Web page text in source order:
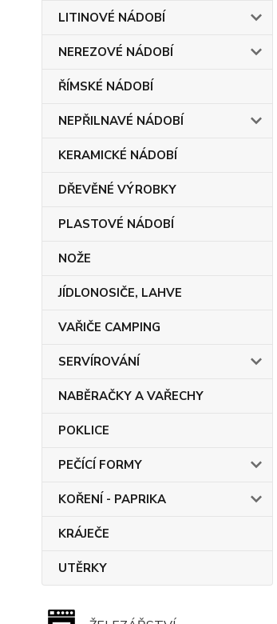
LITINOVÉ NÁDOBÍ
NEREZOVÉ NÁDOBÍ
ŘÍMSKÉ NÁDOBÍ
NEPŘILNAVÉ NÁDOBÍ
KERAMICKÉ NÁDOBÍ
DŘEVĚNÉ VÝROBKY
PLASTOVÉ NÁDOBÍ
NOŽE
JÍDLONOSIČE, LAHVE
VAŘIČE CAMPING
SERVÍROVÁNÍ
NABĚRAČKY A VAŘECHY
POKLICE
PEČÍCÍ FORMY
KOŘENÍ - PAPRIKA
KRÁJEČE
UTĚRKY